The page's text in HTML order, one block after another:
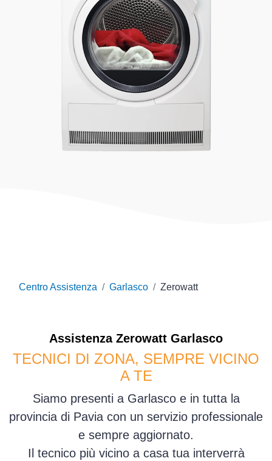
Centro Assistenza Garlasco Zerowatt
Assistenza Zerowatt Garlasco
TECNICI DI ZONA, SEMPRE VICINO
A TE
Siamo presenti a Garlasco e in tutta la
provincia di Pavia con un servizio professionale
e sempre aggiornato.
Il tecnico più vicino a casa tua interverrà